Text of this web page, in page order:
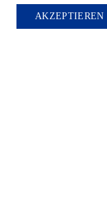
AKZEPTIEREN